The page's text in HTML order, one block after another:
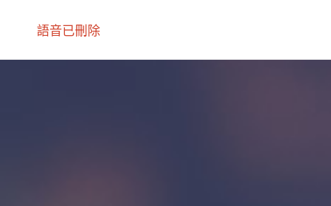
語音已刪除